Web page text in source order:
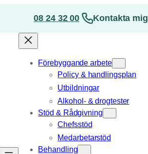
08 24 32 00 Kontakta mig
Förebyggande arbete
Policy & handlingsplan
Utbildningar
Alkohol- & drogtester
Stöd & Rådgivning
Chefsstöd
Medarbetarstöd
Behandling